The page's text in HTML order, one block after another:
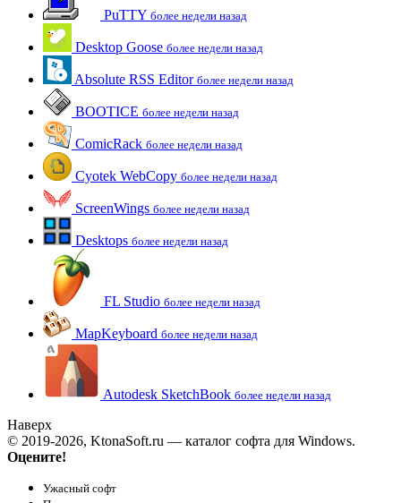
PuTTY более недели назад
Desktop Goose более недели назад
Absolute RSS Editor более недели назад
BOOTICE более недели назад
ComicRack более недели назад
Cyotek WebCopy более недели назад
ScreenWings более недели назад
Desktops более недели назад
FL Studio более недели назад
MapKeyboard более недели назад
Autodesk SketchBook более недели назад
Наверх
© 2019-2026, KtonaSoft.ru — каталог софта для Windows.
Оцените!
Ужасный софт